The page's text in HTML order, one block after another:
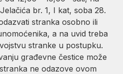
br. 1, I kat, soba 28.
stranka osobno ili
a na uvid treba
stranke u postupku.
građevne čestice može
ne odazove ovom